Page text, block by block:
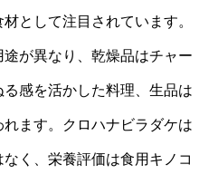
として注目されています。
が異なり、乾燥品はチャー
感を活かした料理、生品は
ます。クロハナビラダケは
く、栄養評価は食用キノコ